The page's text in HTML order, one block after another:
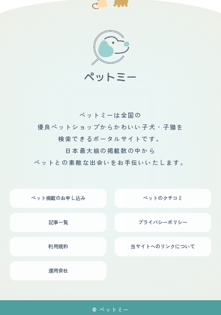
ではほとんど吠えることもない。 鳴き声自体は小さくは
たけど、子犬のころに抱っこして顔をうずめてくれたしぐ
途なところが魅力。内弁慶なんだと思います。 室内で飼
う小型犬なので、関節に注意してと言われているので、フ
ローリングにはカーペットを引くようにしています。 抜
け毛が目立ちますが、しょっちゅうコロコロでとっていま
蚊の出る前などの最低限の薬をもらったりワクチンは打っ
大きいということはあんまりありません。寂しいときやか
まって欲しいときはクーンと高い声を出すこともたまにあ
りますが、比較的おとなしいと思います。 【総評】 小型
で可愛いです。初めてお店で見たときはずっとそっぽむい
ておりこちらを一切見なかったので、店の人に出してもら
うと、私たち家族がはじめて抱っこした犬だということを
ができたと喜び率先してお世話をしてくれ言葉遣いが優し
くなったように思います。今では立場は反対ですが誰より
も大切にしてくれます
ペットミーは全国の
優良ペットショップからかわいい子犬・子猫を
検索できるポータルサイトです。
日本最大級の掲載数の中から
ペットとの素敵な出会いをお手伝いいたします。
ペット掲載のお申し込み ペットのクチコミ
記事一覧 プライバシーポリシー
利用規約 当サイトへのリンクについて
運用会社
© ペットミー